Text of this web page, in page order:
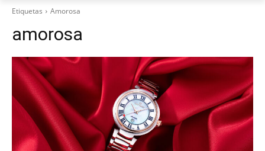
Etiquetas Amorosa
amorosa